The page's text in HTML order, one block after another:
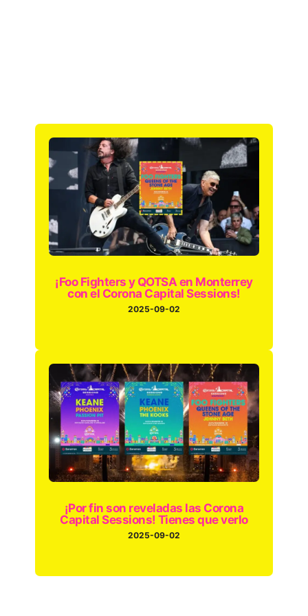
¡Foo Fighters y QOTSA en Monterrey
con el Corona Capital Sessions!
2025-09-02
¡Por fin son reveladas las Corona
Capital Sessions! Tienes que verlo
2025-09-02